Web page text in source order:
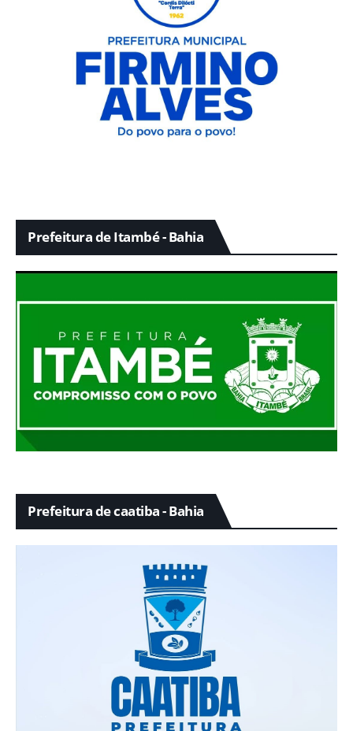
Prefeitura de Itambé - Bahia
Prefeitura de caatiba - Bahia